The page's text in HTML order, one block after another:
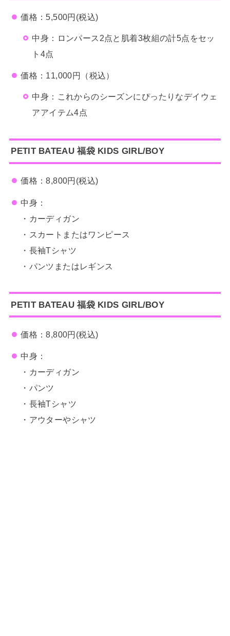
価格：5,500円(税込)
中身：ロンパース2点と肌着3枚組の計5点をセッ
ト4点
価格：11,000円（税込）
中身：これからのシーズンにぴったりなデイウェ
アアイテム4点
PETIT BATEAU福袋KIDS GIRL/BOY
価格：8,800円(税込)
中身：
・カーディガン
・スカートまたはワンピース
・長袖Tシャツ
・パンツまたはレギンス
PETIT BATEAU福袋KIDS GIRL/BOY
価格：8,800円(税込)
中身：
・カーディガン
・パンツ
・長袖Tシャツ
・アウターやシャツ